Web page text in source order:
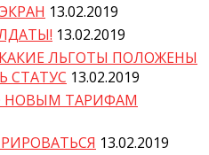
13.02.2019
13.02.2019
ЛЬГОТЫ ПОЛОЖЕНЫ
СТАТУС 13.02.2019
НОВЫМ ТАРИФАМ
13.02.2019